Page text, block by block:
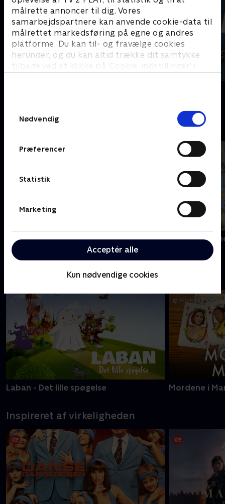
målrette annoncer til dig. Vores
samarbejdspartnere kan anvende cookie-data til
målrettet markedsføring på egne og andres
platforme. Du kan til- og fravælge cookies
herunder, og du kan altid trække dit samtykke
tilbage ved at klikke på ’Cookie-indstillinger’ i
Nødvendig
Præferencer
Statistik
Marketing
Acceptér alle
Kun nødvendige cookies
Krimisommer på Charlie
Sommerdahl Mord i
Nyeste serier - C More
Laban - Det lille spøgelse Mordene i
Inspireret af virkeligheden